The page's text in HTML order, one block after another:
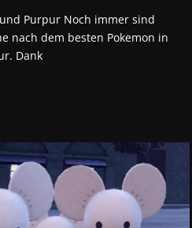
Purpur Noch immer sind
nach dem besten Pokemon in
Dank